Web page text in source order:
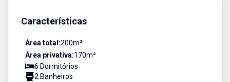
Características
Área total:200m²
Área privativa:170m²
6 Dormitórios
2 Banheiros